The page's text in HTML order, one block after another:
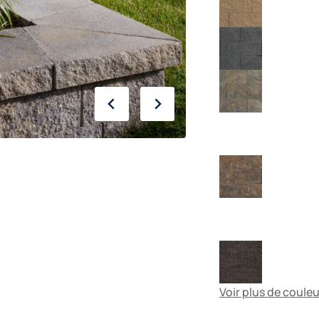
Voir plus de